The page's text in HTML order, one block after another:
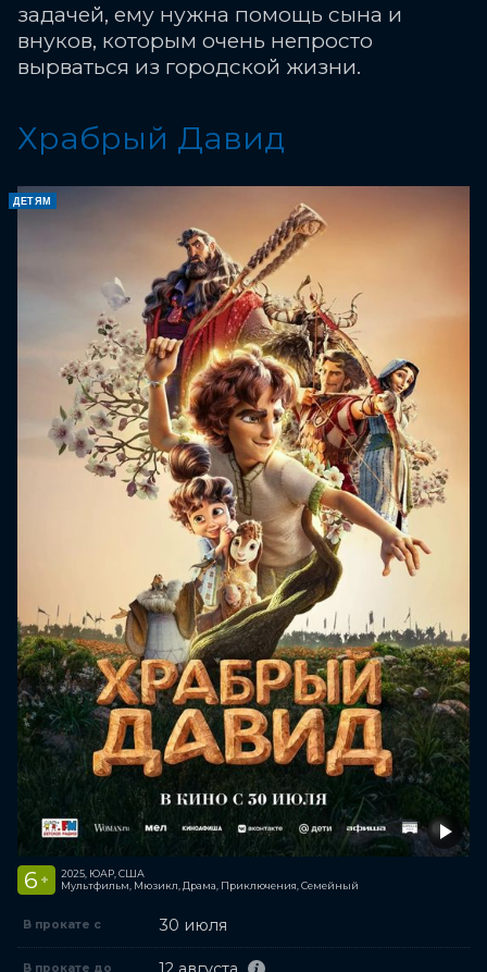
задачей, ему нужна помощь сына и
внуков, которым очень непросто
вырваться из городской жизни.
Храбрый Давид
ДЕТЯМ
6 +
2025, ЮАР, США
Мультфильм, Мюзикл, Драма, Приключения, Семейный
В прокате с 30 июля
В прокате до